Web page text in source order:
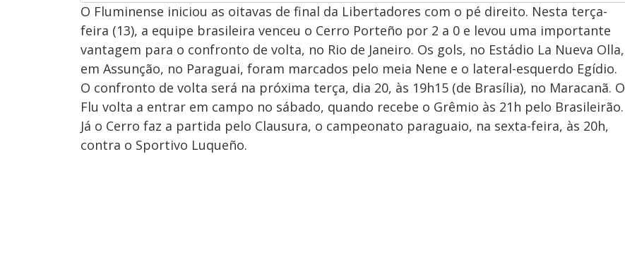
O Fluminense iniciou as oitavas de final da Libertadores com o pé direito. Nesta terça-
feira (13), a equipe brasileira venceu o Cerro Porteño por 2 a 0 e levou uma importante
vantagem para o confronto de volta, no Rio de Janeiro. Os gols, no Estádio La Nueva Olla,
em Assunção, no Paraguai, foram marcados pelo meia Nene e o lateral-esquerdo Egídio.
O confronto de volta será na próxima terça, dia 20, às 19h15 (de Brasília), no Maracanã. O
Flu volta a entrar em campo no sábado, quando recebe o Grêmio às 21h pelo Brasileirão.
Já o Cerro faz a partida pelo Clausura, o campeonato paraguaio, na sexta-feira, às 20h,
contra o Sportivo Luqueño.